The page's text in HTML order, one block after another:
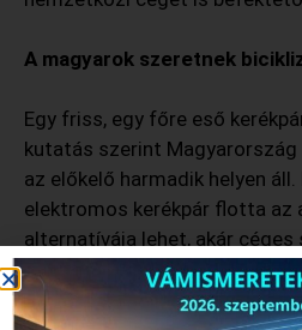
A magyarok szeretnek
Egy friss, egy főre eső
kutatás szerint Magyarország
az előkelő harmadik helyen
elektromos kerékpár flotta az
alternatívája lehet, akár céges
„Ha biciklizem, mindig azon